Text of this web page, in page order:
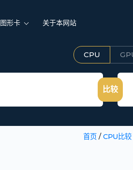
图形卡 关于本网站
CPU
比较
首页/ CPU比较